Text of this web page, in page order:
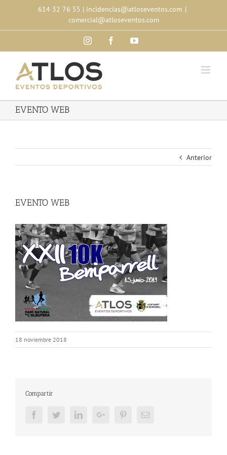
content
614 32 76 55 | incidencias@atloseventos.com |
comercial@atloseventos.com
InstagramFacebookYouTube
EVENTO WEB
Anterior
EVENTO WEB
18 noviembre 2018
Compartir
FacebookTwitterLinkedInGoogle+ PinterestEmail